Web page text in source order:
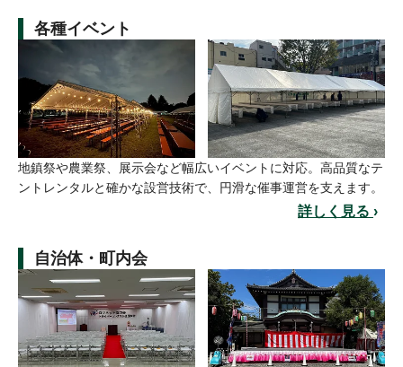
各種イベント
地鎮祭や農業祭、展示会など幅広いイベントに対応。高品質なテ
ントレンタルと確かな設営技術で、円滑な催事運営を支えます。
詳しく見る ›
自治体・町内会